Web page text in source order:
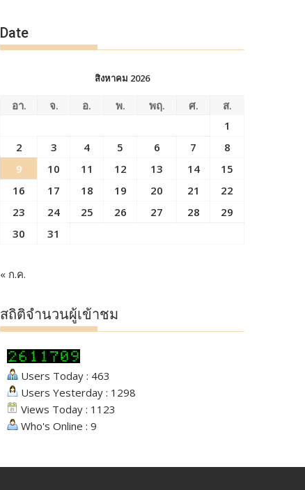
Date
สิงหาคม 2026
อา. จ. อ. พ. พฤ. ศ.
ส.
1
2
3 4 5 6 7
8
9
10 11 12 13 14
15
16
17 18 19 20 21
22
23
24 25 26 27 28
29
30
31
« ก.ค.
สถิติจำนวนผู้เข้าชม
Users Today : 463
Users Yesterday : 1298
Views Today : 1123
Who's Online : 9